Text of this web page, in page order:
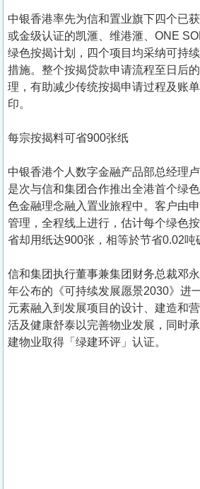
们
中银香港率先为信和置业旗下四个已
或金级认证的凯滙、维港滙、ONE
绿色按揭计划，四个项目均采纳可持
措施。整个按揭贷款申请流程至日后
理，有助减少传统按揭申请过程及账
印。
每宗按揭料可省900张纸
中银香港个人数字金融产品部总经理
是次与信和集团合作推出全港首个绿
色金融理念融入置业旅程中。客户由
管理，全程线上进行，估计每个绿色
省却用纸达900张，相等於节省0.02吨
信和集团执行董事兼集团财务总裁邓
年公布的《可持续发展愿景2030》进
元素融入到发展项目的设计、建造和
活及健康舒泰以完善物业发展，同时
建物业取得「绿建环评」认证。